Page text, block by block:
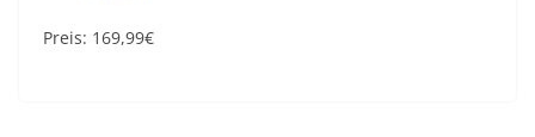
Preis: 169,99€